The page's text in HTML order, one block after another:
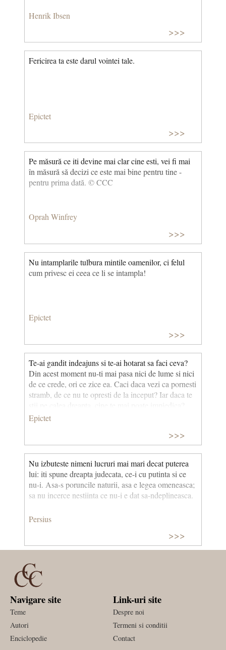
Henrik Ibsen
>>>
Fericirea ta este darul vointei tale.
Epictet
>>>
Pe măsură ce iti devine mai clar cine esti, vei fi mai
în măsură să decizi ce este mai bine pentru tine -
pentru prima dată. © CCC
Oprah Winfrey
>>>
Nu intamplarile tulbura mintile oamenilor, ci felul
cum privesc ei ceea ce li se intampla!
Epictet
>>>
Te-ai gandit indeajuns si te-ai hotarat sa faci ceva?
Din acest moment nu-ti mai pasa nici de lume si nici
de ce crede, ori ce zice ea. Caci daca vezi ca pornesti
stramb, de ce nu te opresti de la inceput? Iar daca te
Epictet
>>>
Nu izbuteste nimeni lucruri mai mari decat puterea
lui: iti spune dreapta judecata, ce-i cu putinta si ce
nu-i. Asa-s poruncile naturii, asa e legea omeneasca;
sa nu incerce nestiinta ce nu-i e dat sa-ndeplineasca.
Persius
>>>
Navigare site
Teme
Autori
Enciclopedie
Link-uri site
Despre noi
Termeni si conditii
Contact